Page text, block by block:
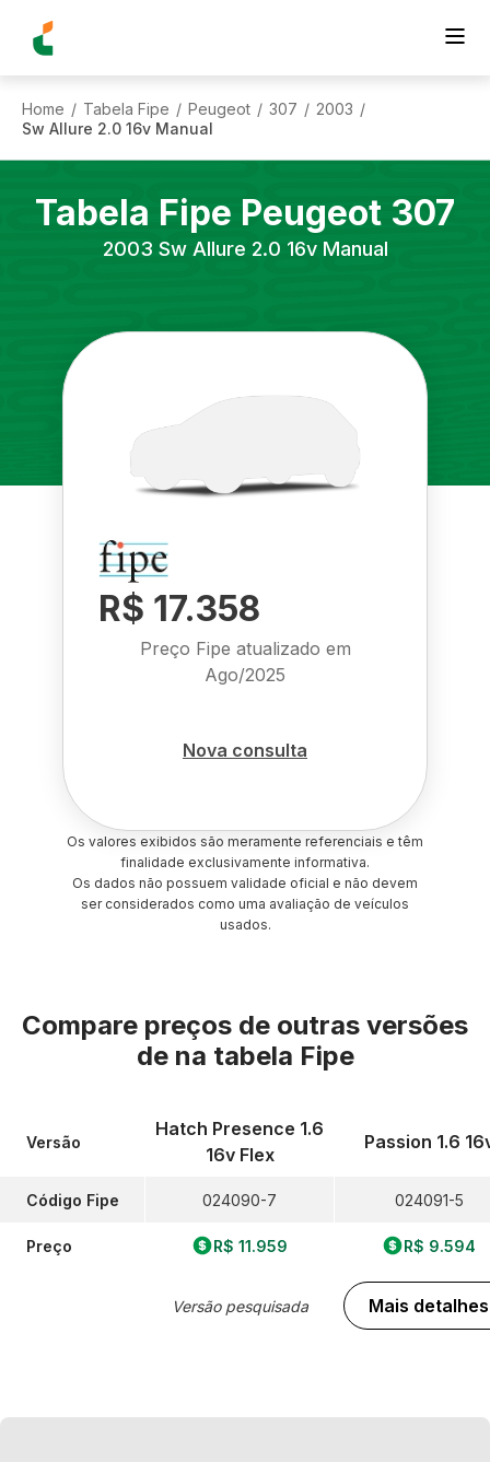
Home / Tabela Fipe / Peugeot / 307 / 2003 /
Sw Allure 2.0 16v Manual
Tabela Fipe Peugeot 307
2003 Sw Allure 2.0 16v Manual
R$ 17.358
Preço Fipe atualizado em
Ago/2025
Nova consulta
Os valores exibidos são meramente referenciais e têm
finalidade exclusivamente informativa.
Os dados não possuem validade oficial e não devem
ser considerados como uma avaliação de veículos
usados.
Compare preços de outras versões
de na tabela Fipe
Versão
Código Fipe
Preço
Hatch Presence 1.6
16v Flex
024090-7
R$ 11.959
Versão pesquisada
Passion 1.6
024091-5
R$ 9.594
Mais detalhes